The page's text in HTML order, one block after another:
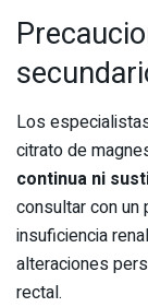
Los
citrato de
continua ni
consultar con
insuficiencia
alteraciones
rectal.